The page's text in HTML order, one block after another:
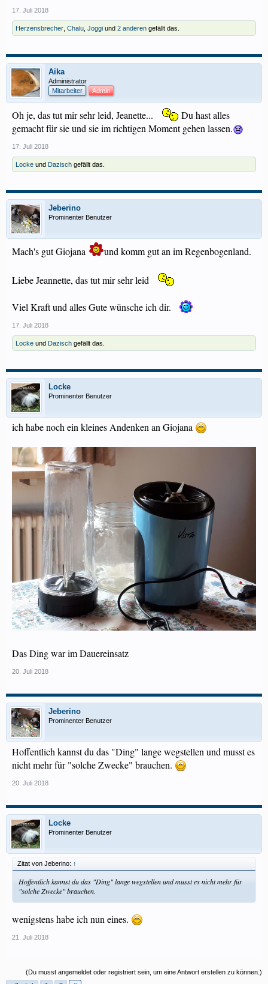
17. Juli 2018
Herzensbrecher Chalu Joggi und 2 anderen gefällt das.
Aika
Administrator
Mitarbeiter
Admin
Oh je, das tut mir sehr leid, Jeanette...
Du hast alles
gemacht für sie und sie im richtigen Moment gehen lassen.
17. Juli 2018
Locke und Dazisch gefällt das.
Jeberino
Prominenter Benutzer
Mach's gut Giojana und komm gut an im Regenbogenland.
Liebe Jeannette, das tut mir sehr leid
Viel Kraft und alles Gute wünsche ich dir.
17. Juli 2018
Locke und Dazisch gefällt das.
Locke
Prominenter Benutzer
ich habe noch ein kleines Andenken an Giojana
Das Ding war im Dauereinsatz
20. Juli 2018
Jeberino
Prominenter Benutzer
Hoffentlich kannst du das "Ding" lange wegstellen und musst es
nicht mehr für "solche Zwecke" brauchen.
20. Juli 2018
Locke
Prominenter Benutzer
Zitat von Jeberino: ↑
Hoffentlich kannst du das "Ding" lange wegstellen und musst es nicht mehr für
"solche Zwecke" brauchen.
wenigstens habe ich nun eines.
21. Juli 2018
(Du musst angemeldet oder registriert sein, um eine Antwort erstellen zu können.)